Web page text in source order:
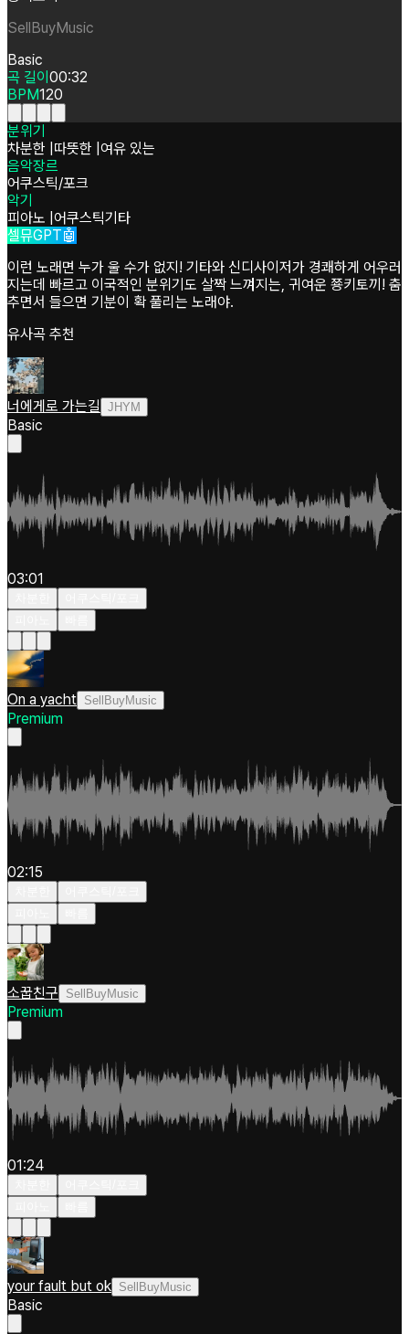
SellBuyMusic
Basic
곡 길이 00:32
BPM120
분위기
차분한 따뜻한 여유 있는
음악장르
어쿠스틱/포크
악기
피아노 어쿠스틱기타
셀뮤GPT🤖
이런 노래면 누가 울 수가 없지! 기타와 신디사이저가 경쾌하게 어우러
지는데 빠르고 이국적인 분위기도 살짝 느껴지는, 귀여운 쭁키토끼! 춤
추면서 들으면 기분이 확 풀리는 노래야.
유사곡 추천
너에게로 가는길 JHYM
Basic
03:01
On a yacht SellBuyMusic
Premium
02:15
소꿉친구 SellBuyMusic
Premium
01:24
your fault but ok SellBuyMusic
Basic